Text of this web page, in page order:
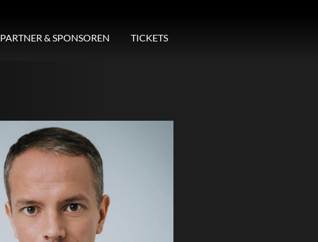
PARTNER & SPONSOREN TICKETS